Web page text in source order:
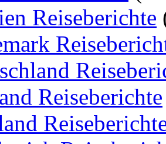
Reiseberichte
Reiseberichte